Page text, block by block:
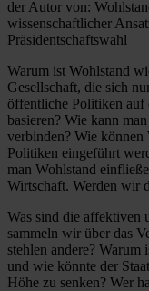
der Autor von:
wissenschaftlicher
Präsidentschaftswahl
Warum ist Wohlstand
Gesellschaft, die sich
öffentliche Politiken auf
basieren? Wie kann
verbinden? Wie
Politiken eingeführt
man Wohlstand
Wirtschaft. Werden wir
Was sind die affektiven
sammeln wir über das
stehlen andere? Warum
und wie könnte der
Höhe zu senken? Wer